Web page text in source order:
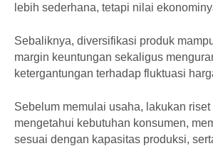
lebih sederhana, tetapi nilai
Sebaliknya, diversifikasi produk
margin keuntungan sekaligus
ketergantungan terhadap fluktuasi
Sebelum memulai usaha, lakukan riset
mengetahui kebutuhan konsumen,
sesuai dengan kapasitas produksi,